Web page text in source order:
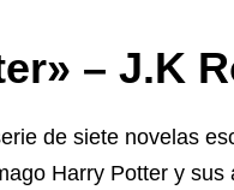
– J.K
de siete novelas
Harry Potter y